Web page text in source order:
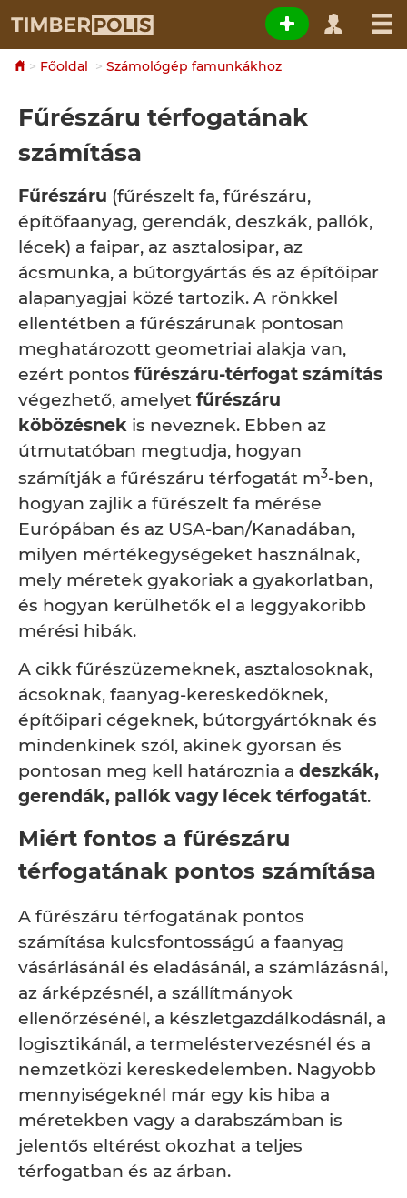
Főoldal Számológép famunkákhoz
Fűrészáru térfogatának
számítása
Fűrészáru (fűrészelt fa, fűrészáru,
építőfaanyag, gerendák, deszkák, pallók,
lécek) a faipar, az asztalosipar, az
ácsmunka, a bútorgyártás és az építőipar
alapanyagjai közé tartozik. A rönkkel
ellentétben a fűrészárunak pontosan
meghatározott geometriai alakja van,
ezért pontos fűrészáru-térfogat számítás
végezhető, amelyet fűrészáru
köbözésnek is neveznek. Ebben az
útmutatóban megtudja, hogyan
számítják a fűrészáru térfogatát m3-ben,
hogyan zajlik a fűrészelt fa mérése
Európában és az USA-ban/Kanadában,
milyen mértékegységeket használnak,
mely méretek gyakoriak a gyakorlatban,
és hogyan kerülhetők el a leggyakoribb
mérési hibák.
A cikk fűrészüzemeknek, asztalosoknak,
ácsoknak, faanyag-kereskedőknek,
építőipari cégeknek, bútorgyártóknak és
mindenkinek szól, akinek gyorsan és
pontosan meg kell határoznia a deszkák,
gerendák, pallók vagy lécek térfogatát.
Miért fontos a fűrészáru
térfogatának pontos számítása
A fűrészáru térfogatának pontos
számítása kulcsfontosságú a faanyag
vásárlásánál és eladásánál, a számlázásnál,
az árképzésnél, a szállítmányok
ellenőrzésénél, a készletgazdálkodásnál, a
logisztikánál, a termeléstervezésnél és a
nemzetközi kereskedelemben. Nagyobb
mennyiségeknél már egy kis hiba a
méretekben vagy a darabszámban is
jelentős eltérést okozhat a teljes
térfogatban és az árban.